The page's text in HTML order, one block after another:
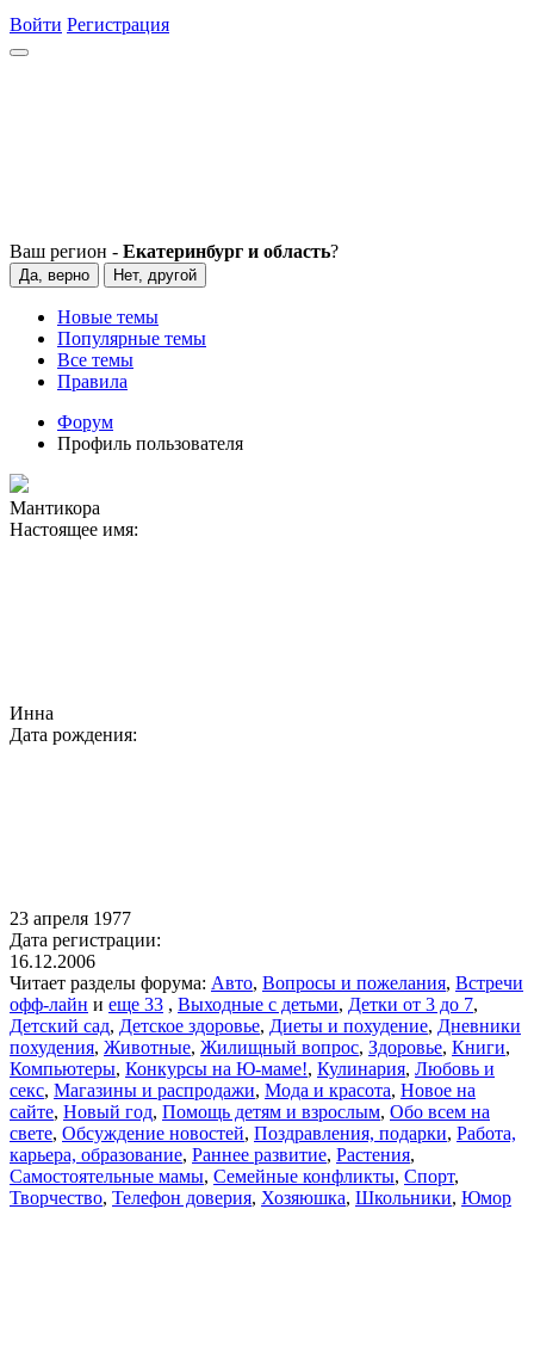
Войти Регистрация
Ваш регион - Екатеринбург и область?
Да, верно Нет, другой
Новые темы
Популярные темы
Все темы
Правила
Форум
Профиль пользователя
Мантикора
Настоящее имя:
Инна
Дата рождения:
23 апреля 1977
Дата регистрации:
16.12.2006
Читает разделы форума: Авто, Вопросы и пожелания, Встречи
офф-лайн и еще 33 , Выходные с детьми, Детки от 3 до 7,
Детский сад, Детское здоровье, Диеты и похудение, Дневники
похудения, Животные, Жилищный вопрос, Здоровье, Книги,
Компьютеры, Конкурсы на Ю-маме!, Кулинария, Любовь и
секс, Магазины и распродажи, Мода и красота, Новое на
сайте, Новый год, Помощь детям и взрослым, Обо всем на
свете, Обсуждение новостей, Поздравления, подарки, Работа,
карьера, образование, Раннее развитие, Растения,
Самостоятельные мамы, Семейные конфликты, Спорт,
Творчество, Телефон доверия, Хозяюшка, Школьники, Юмор